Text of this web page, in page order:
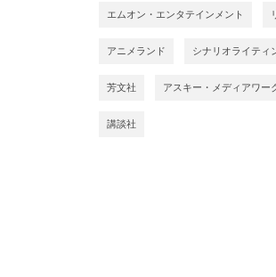
エムオン・エンタテインメント
アニメランド シナリオライティ
芳文社 アスキー・メディアワー
講談社